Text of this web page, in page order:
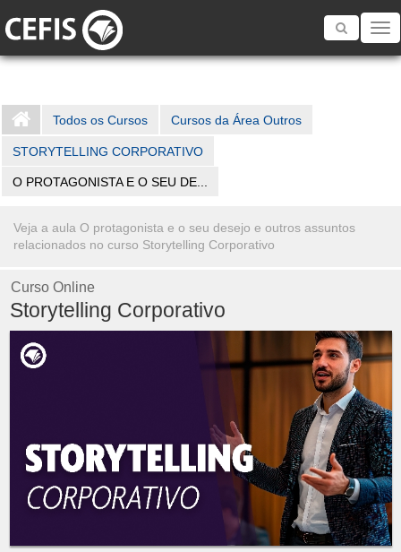
Toggle
Todos os Cursos Cursos da Área Outros
STORYTELLING CORPORATIVO
O PROTAGONISTA E O SEU DE...
Veja a aula O protagonista e o seu desejo e outros assuntos
relacionados no curso Storytelling Corporativo
Curso Online
Storytelling Corporativo